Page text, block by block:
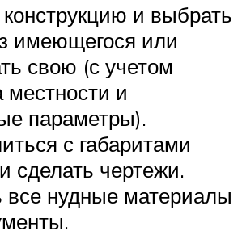
и выбрать
имеющегося или
свою (с учетом
и
параметры).
с габаритами
сделать чертежи.
все нудные материалы